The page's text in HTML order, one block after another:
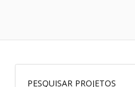
PESQUISAR PROJETOS